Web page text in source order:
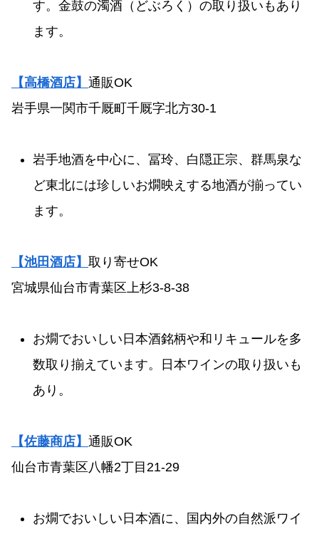
す。金鼓の濁酒（どぶろく）の取り扱いもあり
ます。
【高橋酒店】 通販OK
岩手県一関市千厩町千厩字北方30-1
岩手地酒を中心に、冨玲、白隠正宗、群馬泉な
ど東北には珍しいお燗映えする地酒が揃ってい
ます。
【池田酒店】 取り寄せOK
宮城県仙台市青葉区上杉3-8-38
お燗でおいしい日本酒銘柄や和リキュールを多
数取り揃えています。日本ワインの取り扱いも
あり。
【佐藤商店】 通販OK
仙台市青葉区八幡2丁目21-29
お燗でおいしい日本酒に、国内外の自然派ワイ